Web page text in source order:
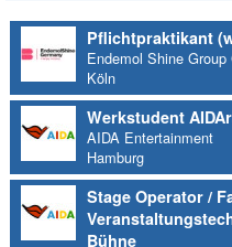
Pflichtpraktikant
Endemol Shine
Köln
Werkstudent
AIDA Entertainment
Hamburg
Stage Operator /
Bühne